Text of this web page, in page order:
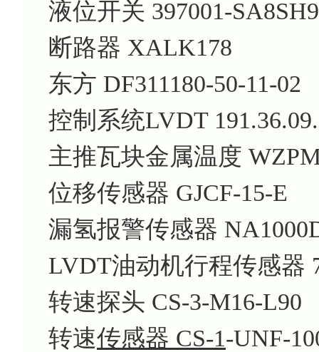
液位开关 397001-SA8SH9
断路器 XALK178
东方 DF311180-50-11-02
控制系统LVDT
主推瓦块金属温度
位移传感器 GJCF-15-E
漏氢报警传感器
LVDT油动机行程传感器
转速探头 CS-3-M16-L90
转速传感器 CS-1-UNF-